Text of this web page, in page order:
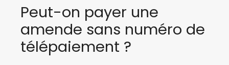
Peut-on payer une
amende sans numéro de
télépaiement ?